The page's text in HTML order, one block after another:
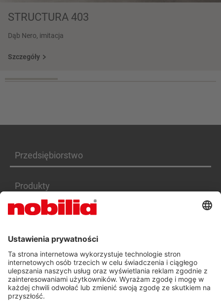
STRUCTURA 403
Dąb Nero, imitacja
Szczegóły
Przedsiębiorstwo
Produkty
Serwis
Kariera
DEKLARACJA DOSTĘPNOŚCI PL